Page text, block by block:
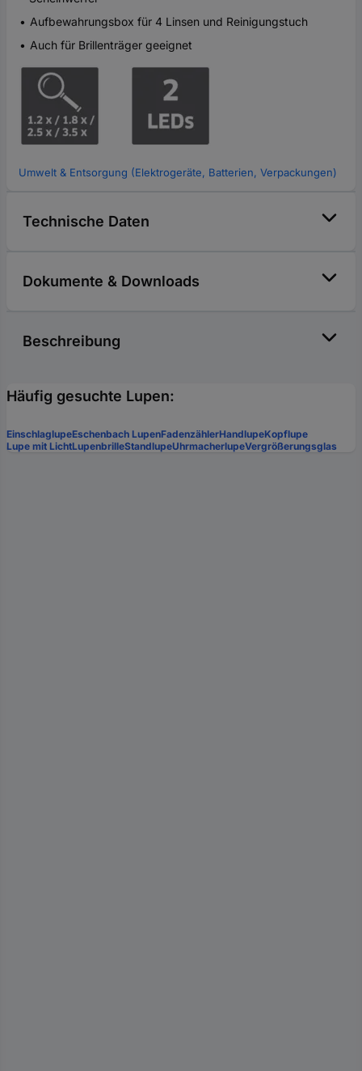
Aufbewahrungsbox für 4 Linsen und Reinigungstuch
Auch für Brillenträger geeignet
Umwelt & Entsorgung (Elektrogeräte, Batterien, Verpackungen)
Technische Daten
Dokumente & Downloads
Beschreibung
Häufig gesuchte Lupen:
EinschlaglupeEschenbach LupenFadenzählerHandlupeKopflupe
Lupe mit LichtLupenbrilleStandlupeUhrmacherlupeVergrößerungsglas